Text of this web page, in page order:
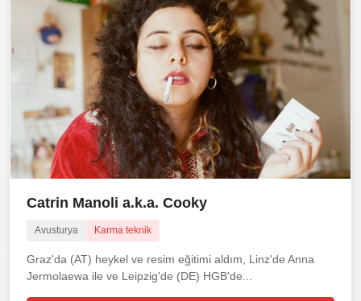
Catrin Manoli a.k.a. Cooky
Avusturya Karma teknik
Graz'da (AT) heykel ve resim eğitimi aldım, Linz'de Anna
Jermolaewa ile ve Leipzig'de (DE) HGB'de...